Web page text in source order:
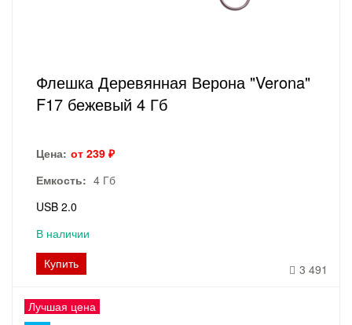
Флешка Деревянная Верона "Verona"
F17 бежевый 4 Гб
Цена: от 239 ₽
Емкость: 4 Гб
USB 2.0
В наличии
Купить
3 491
Лучшая цена